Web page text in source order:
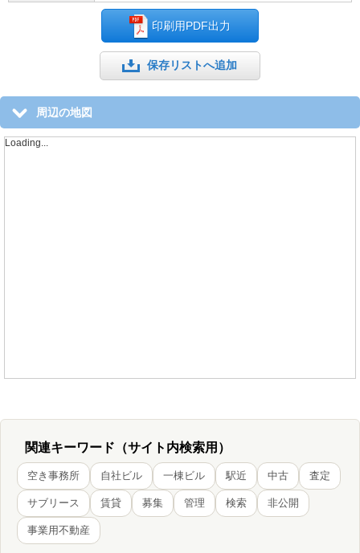
印刷用PDF出力
保存リストへ追加
周辺の地図
Loading...
関連キーワード（サイト内検索用）
空き事務所 自社ビル 一棟ビル 駅近 中古 査定
サブリース 賃貸 募集 管理 検索 非公開
事業用不動産